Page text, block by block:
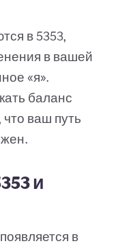
в 5353,
в вашей
«я».
баланс
ваш путь
и
в